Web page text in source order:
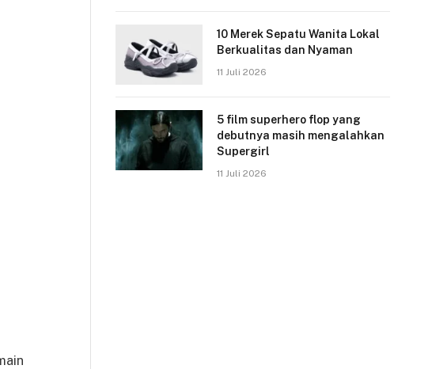
10 Merek Sepatu Wanita Lokal
Berkualitas dan Nyaman
11 Juli 2026
5 film superhero flop yang
debutnya masih mengalahkan
Supergirl
11 Juli 2026